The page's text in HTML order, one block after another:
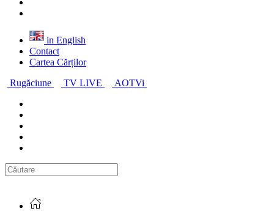
in English
Contact
Cartea Cărților
Rugăciune
TV LIVE AOTVi